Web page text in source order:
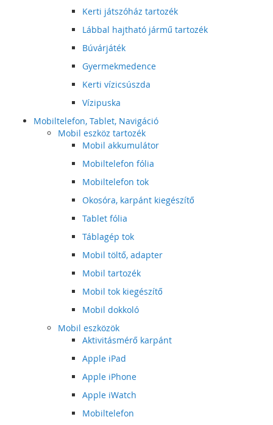
Kerti játszóház tartozék
Lábbal hajtható jármű tartozék
Búvárjáték
Gyermekmedence
Kerti vízicsúszda
Vízipuska
Mobiltelefon, Tablet, Navigáció
Mobil eszköz tartozék
Mobil akkumulátor
Mobiltelefon fólia
Mobiltelefon tok
Okosóra, karpánt kiegészítő
Tablet fólia
Táblagép tok
Mobil töltő, adapter
Mobil tartozék
Mobil tok kiegészítő
Mobil dokkoló
Mobil eszközök
Aktivitásmérő karpánt
Apple iPad
Apple iPhone
Apple iWatch
Mobiltelefon